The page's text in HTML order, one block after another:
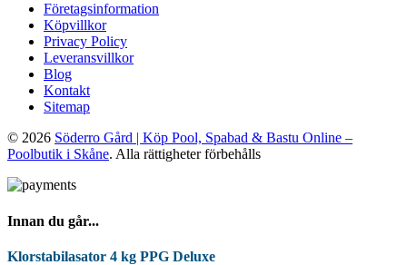
Företagsinformation
Köpvillkor
Privacy Policy
Leveransvillkor
Blog
Kontakt
Sitemap
© 2026 Söderro Gård | Köp Pool, Spabad & Bastu Online –
Poolbutik i Skåne. Alla rättigheter förbehålls
Innan du går...
Klorstabilasator 4 kg PPG Deluxe